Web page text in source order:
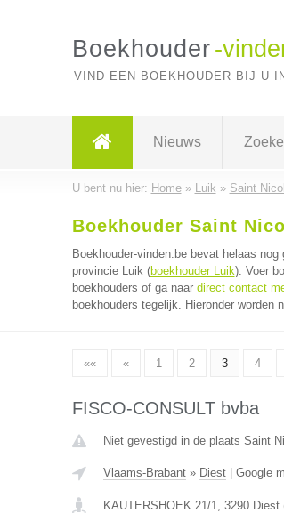
Boekhouder -
VIND EEN BOEKHOUDER BIJ U
Nieuws
U bent nu hier: Home» Luik » Saint
Boekhouder Saint
Boekhouder-vinden.be bevat helaas nog
provincie Luik (boekhouder Luik). Voer
boekhouders of ga naar direct contact
boekhouders tegelijk. Hieronder worden
«« « 1 2 3 4
FISCO-CONSULT bvba
Niet gevestigd in de plaats Saint
Vlaams-Brabant» Diest| Google
KAUTERSHOEK 21/1, 3290 Diest